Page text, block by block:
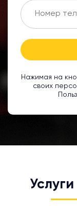
Нажимая на
своих